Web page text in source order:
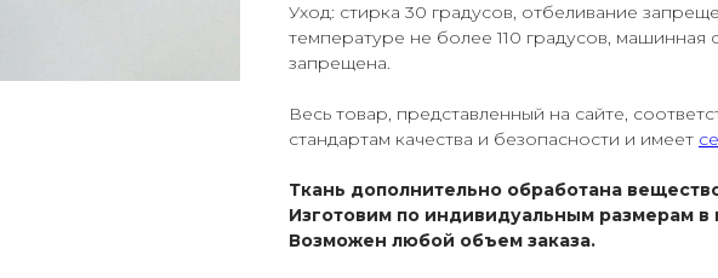
Уход: стирка 30 градусов, отбеливание
температуре не более 110 градусов, машинная
запрещена.
Весь товар, представленный на сайте,
стандартам качества и безопасности и имеет
Ткань дополнительно обработана
Изготовим по индивидуальным размерам в
Возможен любой объем заказа.